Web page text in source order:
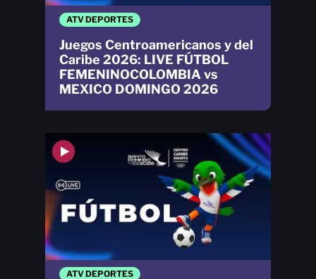
ATV DEPORTES
Juegos Centroamericanos y del
Caribe 2026: LIVE FÚTBOL
FEMENINOCOLOMBIA vs
MEXICO DOMINGO 2026
ATV DEPORTES